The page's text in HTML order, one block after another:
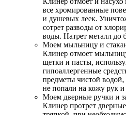
все хромированные
и душевых леек.
сотрет разводы от
воды. Натрет металл до
Моем мыльницу и
Клинер отмоет
щетки и пасты,
гипоаллергенные
предметы чистой
не попали на кожу рук и
Моем дверные ручки и
Клинер протрет